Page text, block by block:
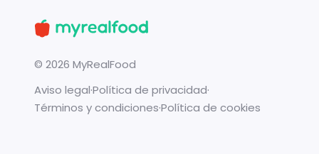
© 2026 MyRealFood
Aviso legal·Política de privacidad·
Términos y condiciones·Política de cookies